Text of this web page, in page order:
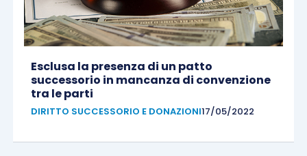
Esclusa la presenza di un patto
successorio in mancanza di convenzione
tra le parti
DIRITTO SUCCESSORIO E DONAZIONI17/05/2022